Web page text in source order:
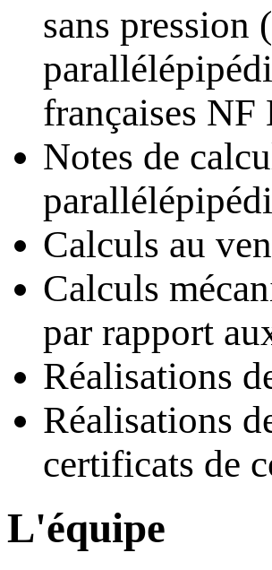
sans pression
françaises
Notes de
Calculs au
Calculs
par rapport
Réalisations
Réalisations
certificats de
L'équipe